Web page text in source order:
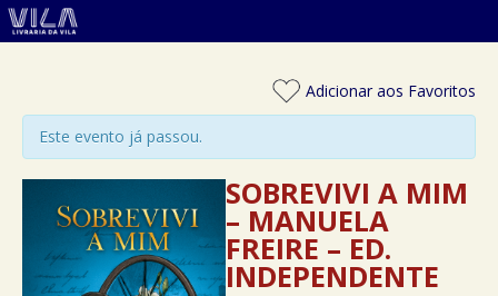
Adicionar aos Favoritos
Este evento já passou.
SOBREVIVI A MIM
– MANUELA
FREIRE – ED.
INDEPENDENTE